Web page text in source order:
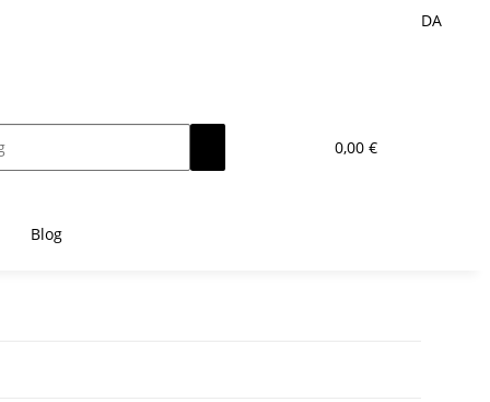
DA
0,00 €
Blog